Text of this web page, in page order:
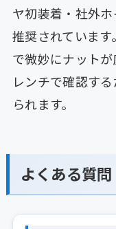
ヤ初装着・社外
推奨されていま
で微妙にナット
レンチで確認す
られます。
よくある質問